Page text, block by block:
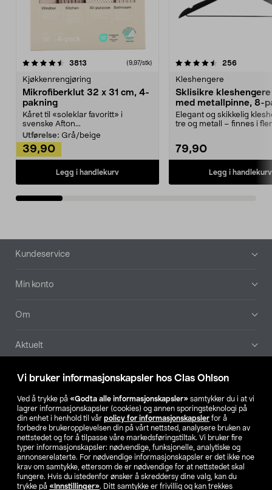
Vi bruker informasjonskapsler hos Clas Ohlson
Ved å trykke på «Godta alle informasjonskapsler» samtykker du i at vi
lagrer informasjonskapsler (cookies) og annen sporingsteknologi på
din enhet i henhold til vår policy for informasjonskapsler for å
forbedre brukeropplevelsen din på vårt nettsted, analysere bruken av
nettstedet og for å tilpasse våre markedsføringstiltak. Vi bruker fire
typer informasjonskapsler: nødvendige, funksjonelle, analytiske og
annonserelaterte. For nødvendige informasjonskapsler er det ikke noe
krav om samtykke, ettersom de er nødvendige for at nettstedet skal
fungere. Hvis du istedenfor ønsker å skreddersy dine valg, kan du
trykke på «Innstillinger». Ditt samtykke er frivillig og kan trekkes
3813 anmeldelser(9,97/stk)
Kjøkkenrengjøring
Mikrofiberklut 32 x 31 cm, 4-
pakning
Kåret til «soleklar favoritt» i
svenske Afton...
Utførelse: Grå/beige
39,90
Legg i handlekurv
4.5av 5 stjerner 256
Kleshengere
Sklisikre
med metallpinne, 8-
Elegant og skikkelig
tre og metall – finnes i
79,90
Legg i handlekurv
4.5av 5 stjerner
Bunntekst
Kundeservice
Min konto
Om
Aktuelt
Våre selskaper
Finn din butikk
SE NO FI